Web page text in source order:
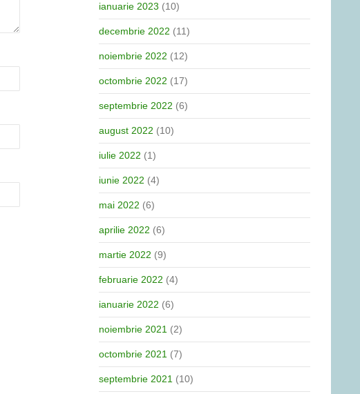
ianuarie 2023 (10)
decembrie 2022 (11)
noiembrie 2022 (12)
octombrie 2022 (17)
septembrie 2022 (6)
august 2022 (10)
iulie 2022 (1)
iunie 2022 (4)
mai 2022 (6)
aprilie 2022 (6)
martie 2022 (9)
februarie 2022 (4)
ianuarie 2022 (6)
noiembrie 2021 (2)
octombrie 2021 (7)
septembrie 2021 (10)